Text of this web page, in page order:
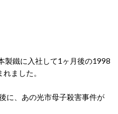
製鐵に入社して1ヶ月後の1998
ました。
に、あの光市母子殺害事件が